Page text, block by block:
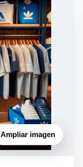
Ampliar imagen